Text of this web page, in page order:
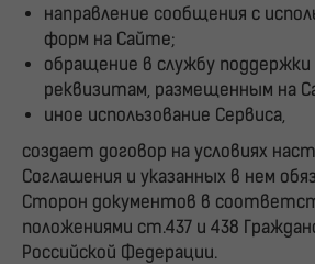
направление сообщения с
форм на Сайте;
обращение в службу
реквизитам, размещенным на
иное использование Сервиса,
создает договор на условиях
Соглашения и указанных в нем
Сторон документов в
положениями ст.437 и 438
Российской Федерации.